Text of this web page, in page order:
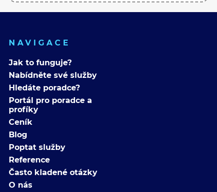
NAVIGACE
Jak to funguje?
Nabídněte své služby
Hledáte poradce?
Portál pro poradce a
profíky
Ceník
Blog
Poptat služby
Reference
Často kladené otázky
O nás